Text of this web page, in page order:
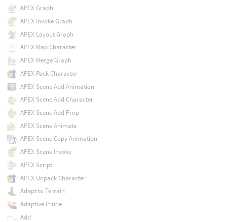
APEX Graph
APEX Invoke Graph
APEX Layout Graph
APEX Map Character
APEX Merge Graph
APEX Pack Character
APEX Scene Add Animation
APEX Scene Add Character
APEX Scene Add Prop
APEX Scene Animate
APEX Scene Copy Animation
APEX Scene Invoke
APEX Script
APEX Unpack Character
Adapt to Terrain
Adaptive Prune
Add